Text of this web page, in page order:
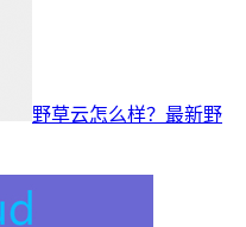
野草云怎么样？最新野